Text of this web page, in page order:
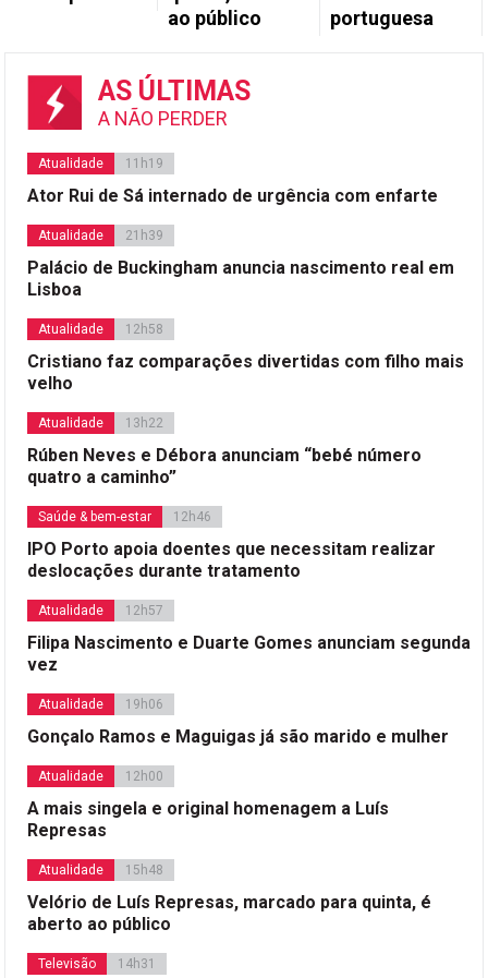
ao público
portuguesa
AS ÚLTIMAS
A NÃO PERDER
Atualidade 11h19
Ator Rui de Sá internado de urgência com enfarte
Atualidade 21h39
Palácio de Buckingham anuncia nascimento real em
Lisboa
Atualidade 12h58
Cristiano faz comparações divertidas com filho mais
velho
Atualidade 13h22
Rúben Neves e Débora anunciam “bebé número
quatro a caminho”
Saúde & bem-estar 12h46
IPO Porto apoia doentes que necessitam realizar
deslocações durante tratamento
Atualidade 12h57
Filipa Nascimento e Duarte Gomes anunciam segunda
vez
Atualidade 19h06
Gonçalo Ramos e Maguigas já são marido e mulher
Atualidade 12h00
A mais singela e original homenagem a Luís
Represas
Atualidade 15h48
Velório de Luís Represas, marcado para quinta, é
aberto ao público
Televisão 14h31